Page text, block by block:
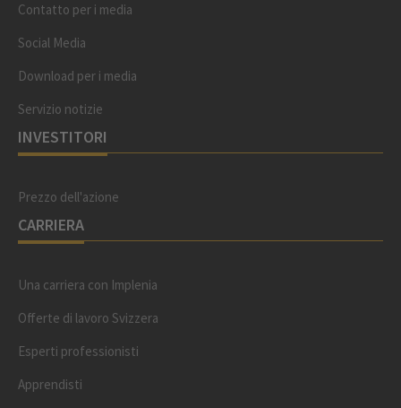
Contatto per i media
Social Media
Download per i media
Servizio notizie
INVESTITORI
Prezzo dell'azione
CARRIERA
Una carriera con Implenia
Offerte di lavoro Svizzera
Esperti professionisti
Apprendisti